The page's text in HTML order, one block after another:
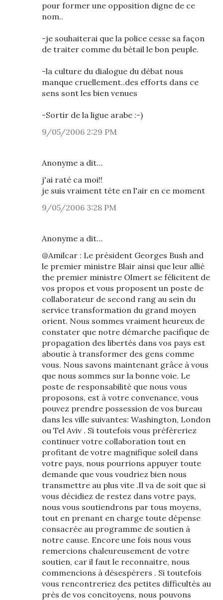
pour former une opposition digne de ce
nom..
-je souhaiterai que la police cesse sa façon
de traiter comme du bétail le bon peuple.
-la culture du dialogue du débat nous
manque cruellement..des efforts dans ce
sens sont les bien venues
-Sortir de la ligue arabe :-)
9/05/2006 2:29 PM
Anonyme a dit…
j'ai raté ca moi!!
je suis vraiment téte en l'air en ce moment
9/05/2006 3:28 PM
Anonyme a dit…
@Amilcar : Le président Georges Bush and
le premier ministre Blair ainsi que leur allié
the premier ministre Olmert se félicitent de
vos propos et vous proposent un poste de
collaborateur de second rang au sein du
service transformation du grand moyen
orient. Nous sommes vraiment heureux de
constater que notre démarche pacifique de
propagation des libertés dans vos pays est
aboutie à transformer des gens comme
vous. Nous savons maintenant grâce à vous
que nous sommes sur la bonne voie. Le
poste de responsabilité que nous vous
proposons, est à votre convenance, vous
pouvez prendre possession de vos bureau
dans les ville suivantes: Washington, London
ou Tel Aviv . Si toutefois vous préfèreriez
continuer votre collaboration tout en
profitant de votre magnifique soleil dans
votre pays, nous pourrions appuyer toute
demande que vous voudriez bien nous
transmettre au plus vite .Il va de soit que si
vous décidiez de restez dans votre pays,
nous vous soutiendrons par tous moyens,
tout en prenant en charge toute dépense
consacrée au programme de soutien à
notre cause. Encore une fois nous vous
remercions chaleureusement de votre
soutien, car il faut le reconnaitre, nous
commencions à désespérers . Si toutefois
vous rencontreriez des petites difficultés au
près de vos concitoyens, nous pouvons